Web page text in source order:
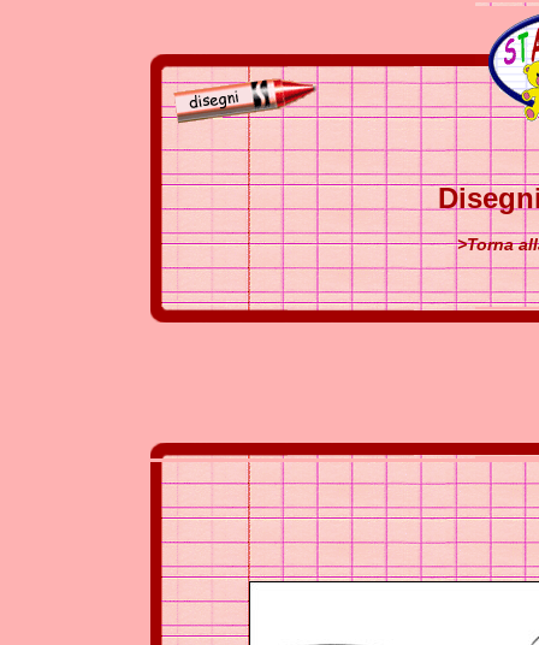
>Torna